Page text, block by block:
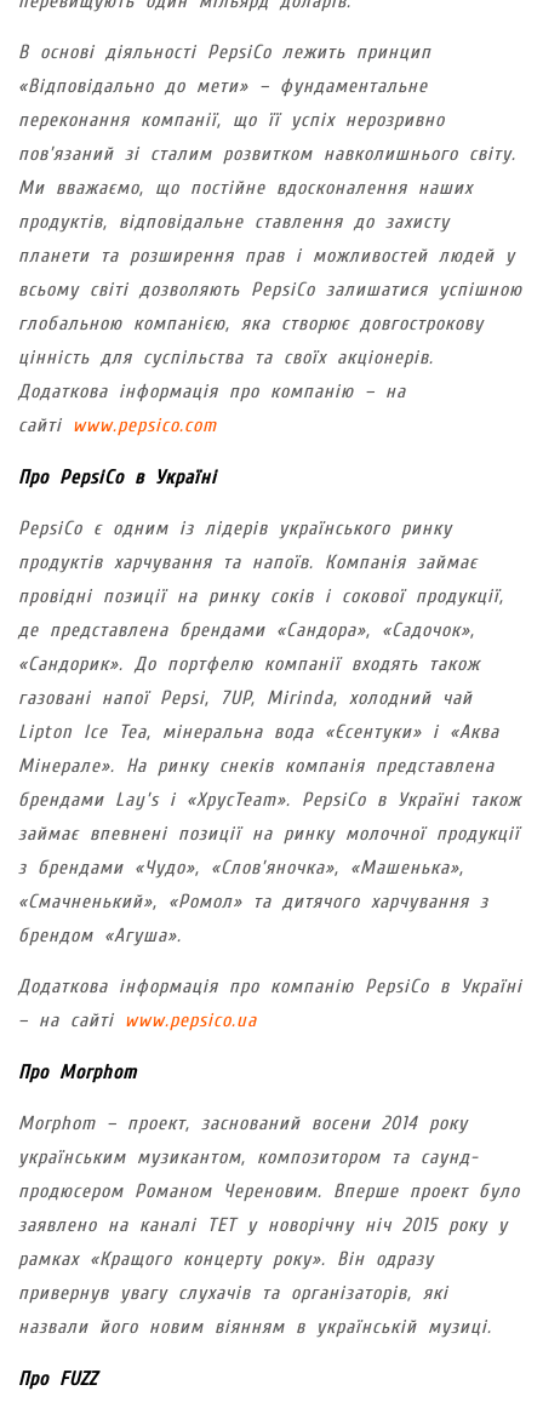
В основі діяльності PepsiCo лежить принцип
«Відповідально до мети» – фундаментальне
переконання компанії, що її успіх нерозривно
пов’язаний зі сталим розвитком навколишнього світу.
Ми вважаємо, що постійне вдосконалення наших
продуктів, відповідальне ставлення до захисту
планети та розширення прав і можливостей людей у
всьому світі дозволяють PepsiCo залишатися успішною
глобальною компанією, яка створює довгострокову
цінність для суспільства та своїх акціонерів.
Додаткова інформація про компанію – на
сайті www.pepsico.com
Про PepsiCo в Україні
PepsiCo є одним із лідерів українського ринку
продуктів харчування та напоїв. Компанія займає
провідні позиції на ринку соків і сокової продукції,
де представлена брендами «Сандора», «Садочок»,
«Сандорик». До портфелю компанії входять також
газовані напої Pepsi, 7UP, Mirinda, холодний чай
Lipton Ice Tea, мінеральна вода «Єсентуки» і «Аква
Мінерале». На ринку снеків компанія представлена
брендами Lay’s і «ХрусTeam». PepsiCo в Україні також
займає впевнені позиції на ринку молочної продукції
з брендами «Чудо», «Слов’яночка», «Машенька»,
«Смачненький», «Ромол» та дитячого харчування з
брендом «Агуша».
Додаткова інформація про компанію PepsiCo в Україні
– на сайті www.pepsico.ua
Про Morphom
Morphom – проект, заснований восени 2014 року
українським музикантом, композитором та саунд-
продюсером Романом Череновим. Вперше проект було
заявлено на каналі ТЕТ у новорічну ніч 2015 року у
рамках «Кращого концерту року». Він одразу
привернув увагу слухачів та організаторів, які
назвали його новим віянням в українській музиці.
Про FUZZ